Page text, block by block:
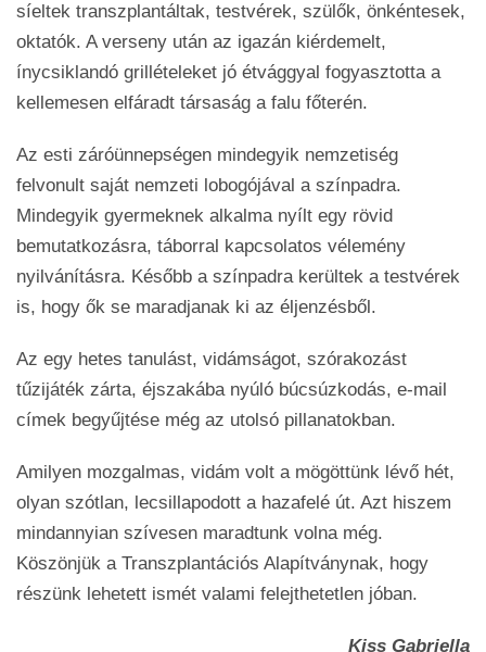
síeltek transzplantáltak, testvérek, szülők, önkéntesek,
oktatók. A verseny után az igazán kiérdemelt,
ínycsiklandó grillételeket jó étvággyal fogyasztotta a
kellemesen elfáradt társaság a falu főterén.
Az esti záróünnepségen mindegyik nemzetiség
felvonult saját nemzeti lobogójával a színpadra.
Mindegyik gyermeknek alkalma nyílt egy rövid
bemutatkozásra, táborral kapcsolatos vélemény
nyilvánításra. Később a színpadra kerültek a testvérek
is, hogy ők se maradjanak ki az éljenzésből.
Az egy hetes tanulást, vidámságot, szórakozást
tűzijáték zárta, éjszakába nyúló búcsúzkodás, e-mail
címek begyűjtése még az utolsó pillanatokban.
Amilyen mozgalmas, vidám volt a mögöttünk lévő hét,
olyan szótlan, lecsillapodott a hazafelé út. Azt hiszem
mindannyian szívesen maradtunk volna még.
Köszönjük a Transzplantációs Alapítványnak, hogy
részünk lehetett ismét valami felejthetetlen jóban.
Kiss Gabriella